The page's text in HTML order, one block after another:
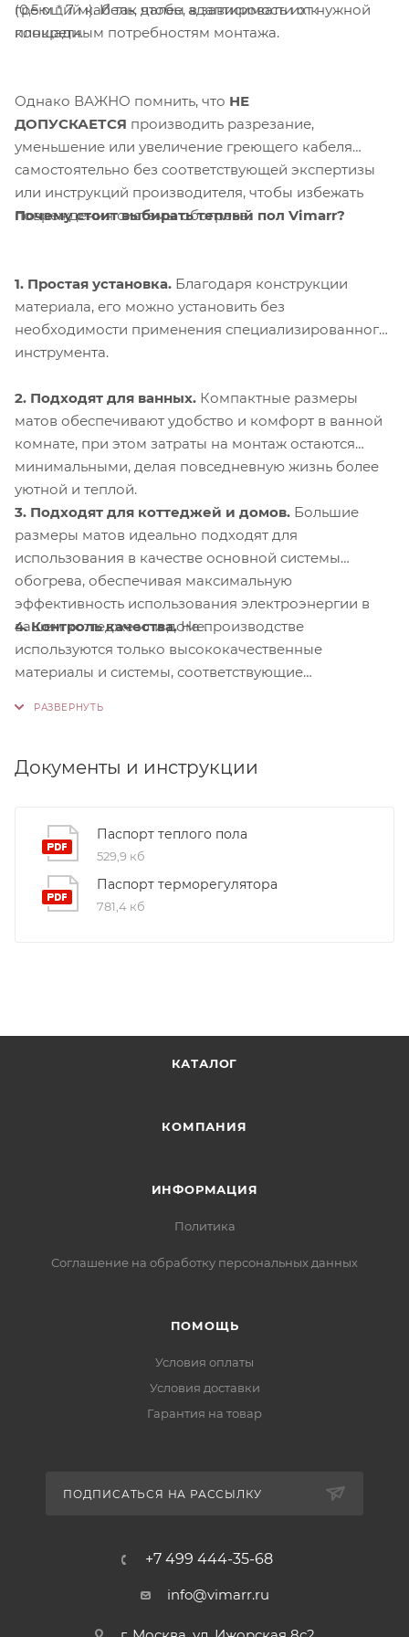
(0,5 м * 7 м). И так далее, в зависимости от нужной
площади.
греющий кабель, чтобы адаптировать их к
конкретным потребностям монтажа.
Однако ВАЖНО помнить, что НЕ
ДОПУСКАЕТСЯ производить разрезание,
уменьшение или увеличение греющего кабеля
самостоятельно без соответствующей экспертизы
или инструкций производителя, чтобы избежать
повреждения системы обогрева.
Почему стоит выбирать теплый пол Vimarr?
1. Простая установка. Благодаря конструкции
материала, его можно установить без
необходимости применения специализированного
инструмента.
2. Подходят для ванных. Компактные размеры
матов обеспечивают удобство и комфорт в ванной
комнате, при этом затраты на монтаж остаются
минимальными, делая повседневную жизнь более
уютной и теплой.
3. Подходят для коттеджей и домов. Большие
размеры матов идеально подходят для
использования в качестве основной системы
обогрева, обеспечивая максимальную
эффективность использования электроэнергии в
вашем коттедже или доме.
4. Контроль качества.На производстве
используются только высококачественные
материалы и системы, соответствующие
Документы и инструкции
Паспорт теплого пола
529,9 кб
Паспорт терморегулятора
781,4 кб
КАТАЛОГ
КОМПАНИЯ
ИНФОРМАЦИЯ
Политика
Соглашение на обработку персональных данных
ПОМОЩЬ
Условия оплаты
Условия доставки
Гарантия на товар
ПОДПИСАТЬСЯ НА РАССЫЛКУ
+7 499 444-35-68
info@vimarr.ru